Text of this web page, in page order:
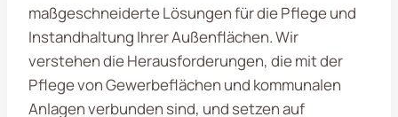
maßgeschneiderte Lösungen für die Pflege und
Instandhaltung Ihrer Außenflächen. Wir
verstehen die Herausforderungen, die mit der
Pflege von Gewerbeflächen und kommunalen
Anlagen verbunden sind, und setzen auf